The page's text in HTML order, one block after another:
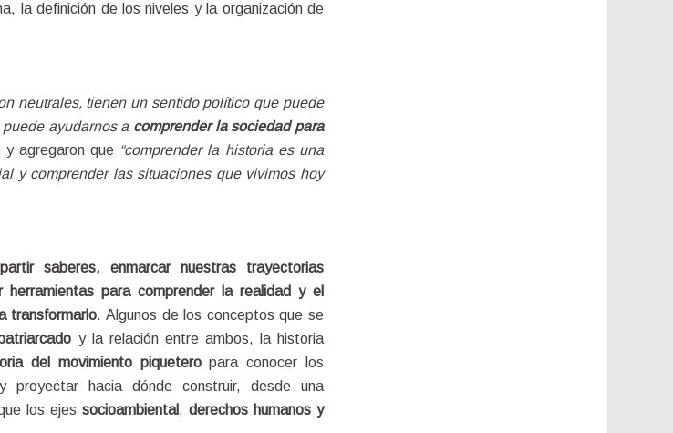
la definición de los niveles y la organización de
neutrales, tienen un sentido político que puede
ayudarnos a comprender la sociedad para
agregaron que “comprender la historia es una
y comprender las situaciones que vivimos hoy
saberes, enmarcar nuestras trayectorias
para comprender la realidad y el
transformarlo. Algunos de los conceptos que se
y la relación entre ambos, la historia
del movimiento piquetero para conocer los
proyectar hacia dónde construir, desde una
los ejes socioambiental, derechos humanos y